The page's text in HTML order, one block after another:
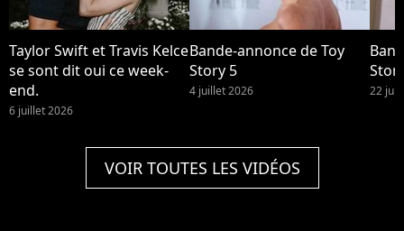
Taylor Swift et Travis Kelce
se sont dit oui ce week-
end.
6 juillet 2026
Bande-annonce de Toy
Story 5
4 juillet 2026 22
VOIR TOUTES LES VIDÉOS